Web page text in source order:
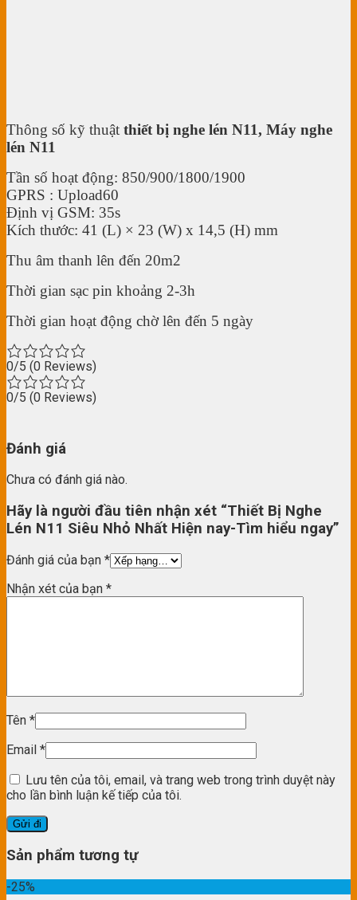
Thông số kỹ thuật thiết bị nghe lén N11, Máy nghe
lén N11
Tần số hoạt động: 850/900/1800/1900
GPRS : Upload60
Định vị GSM: 35s
Kích thước: 41 (L) × 23 (W) x 14,5 (H) mm
Thu âm thanh lên đến 20m2
Thời gian sạc pin khoảng 2-3h
Thời gian hoạt động chờ lên đến 5 ngày
0/5 (0 Reviews)
0/5 (0 Reviews)
Đánh giá
Chưa có đánh giá nào.
Hãy là người đầu tiên nhận xét “Thiết Bị Nghe
Lén N11 Siêu Nhỏ Nhất Hiện nay-Tìm hiểu ngay”
Đánh giá của bạn *
Nhận xét của bạn *
Tên *
Email *
Lưu tên của tôi, email, và trang web trong trình duyệt này
cho lần bình luận kế tiếp của tôi.
Sản phẩm tương tự
-25%